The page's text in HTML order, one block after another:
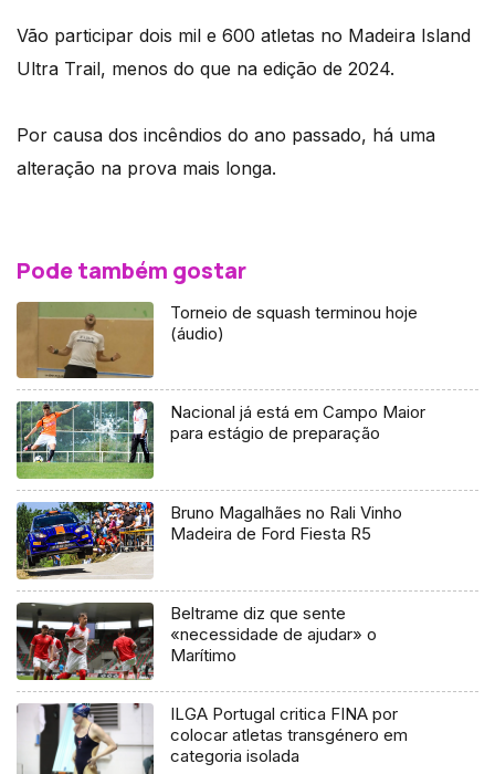
Vão participar dois mil e 600 atletas no Madeira Island
Ultra Trail, menos do que na edição de 2024.
Por causa dos incêndios do ano passado, há uma
alteração na prova mais longa.
Pode também gostar
Torneio de squash terminou hoje
(áudio)
Nacional já está em Campo Maior
para estágio de preparação
Bruno Magalhães no Rali Vinho
Madeira de Ford Fiesta R5
Beltrame diz que sente
«necessidade de ajudar» o
Marítimo
ILGA Portugal critica FINA por
colocar atletas transgénero em
categoria isolada